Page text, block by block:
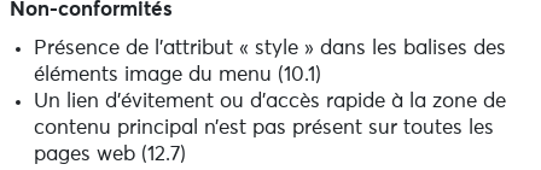
Non-conformités
Présence de l’attribut « style » dans les balises des
éléments image du menu (10.1)
Un lien d’évitement ou d’accès rapide à la zone de
contenu principal n’est pas présent sur toutes les
pages web (12.7)